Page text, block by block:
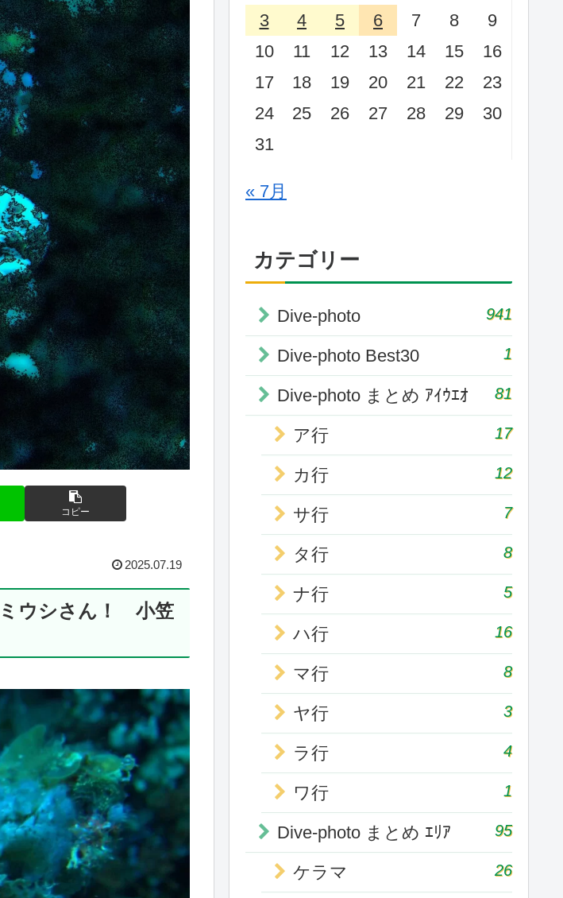
コピー
2025.07.19
ウシさん！ 小笠
3
4 5 6 7 8
9
10
11 12 13 14 15
16
17
18 19 20 21 22
23
24
25 26 27 28 29
30
31
« 7月
カテゴリー
Dive-photo 941
Dive-photo Best30 1
Dive-photo まとめ ｱｲｳｴｵ 81
ア行 17
カ行 12
サ行 7
タ行 8
ナ行 5
ハ行 16
マ行 8
ヤ行 3
ラ行 4
ワ行 1
Dive-photo まとめ ｴﾘｱ 95
ケラマ 26